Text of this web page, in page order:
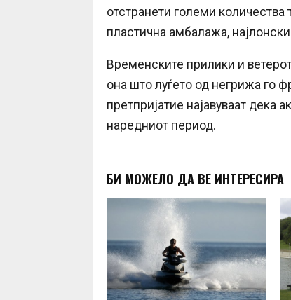
отстранети големи количества
пластична амбалажа,
Временските прилики и
она што луѓето од негрижа го
претпријатие најавуваат дека
наредниот период.
БИ МОЖЕЛО ДА ВЕ ИНТЕРЕСИРА